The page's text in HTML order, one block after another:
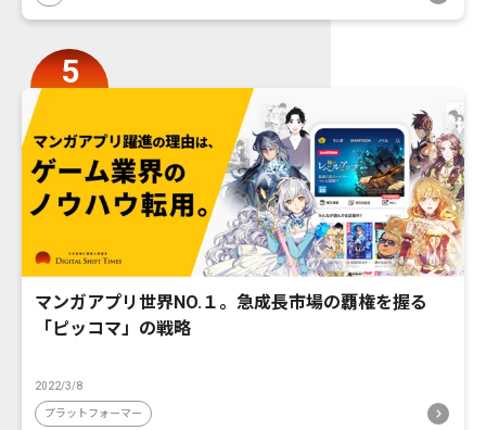
マンガアプリ世界NO.１。急成長市場の覇権を握る
「ピッコマ」の戦略
2022/3/8
プラットフォーマー